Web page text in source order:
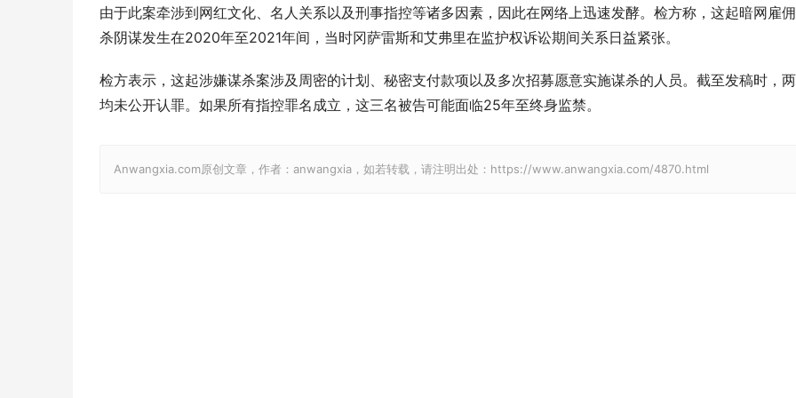
由于此案牵涉到网红文化、名人关系以及刑事指控等诸多因素，因此在网络上迅速发酵。检方称，这起暗网雇
杀阴谋发生在2020年至2021年间，当时冈萨雷斯和艾弗里在监护权诉讼期间关系日益紧张。
检方表示，这起涉嫌谋杀案涉及周密的计划、秘密支付款项以及多次招募愿意实施谋杀的人员。截至发稿时，
均未公开认罪。如果所有指控罪名成立，这三名被告可能面临25年至终身监禁。
Anwangxia.com原创文章，作者：anwangxia，如若转载，请注明出处：https://www.anwangxia.com/4870.html